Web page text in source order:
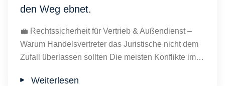
den Weg ebnet.
💼 Rechtssicherheit für Vertrieb & Außendienst –
Warum Handelsvertreter das Juristische nicht dem
Zufall überlassen sollten Die meisten Konflikte im…
Weiterlesen